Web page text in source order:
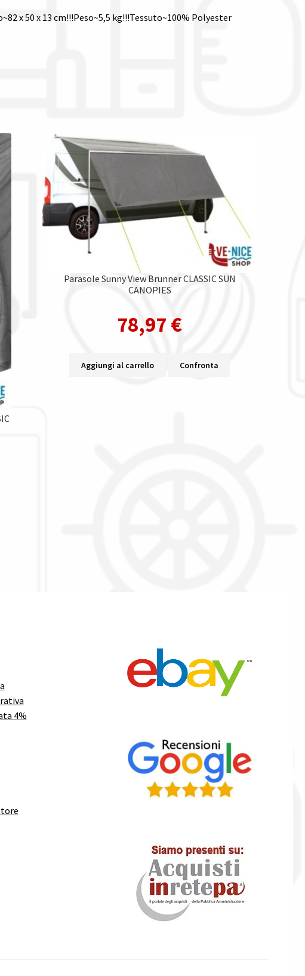
x 50 x 13 cm!!!Peso~5,5 kg!!!Tessuto~100% Polyester
Parasole Sunny View Brunner CLASSIC SUN
CANOPIES
78,97 €
Aggiungi al carrello Confronta
4%